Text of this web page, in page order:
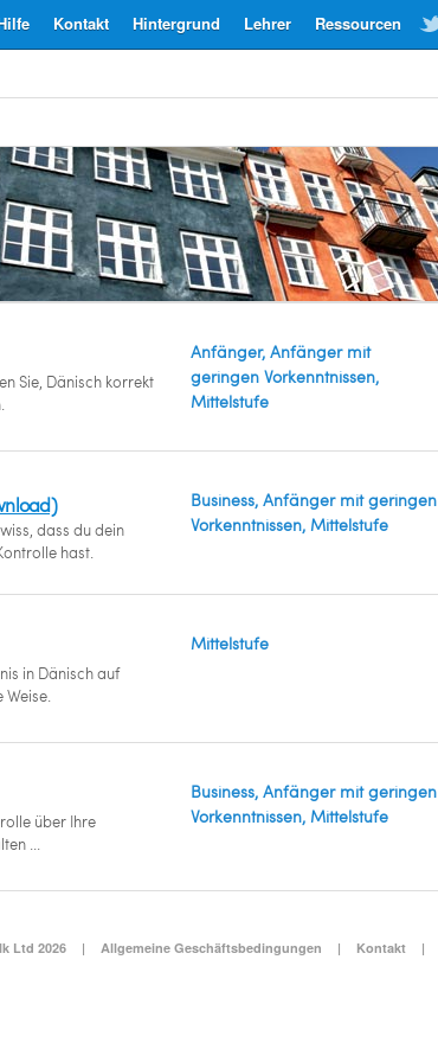
Ressourcen
Lehrer
Hintergrund
Kontakt
Sie, Dänisch korrekt
Anfänger, Anfänger mit
geringen Vorkenntnissen,
Mittelstufe
dass du dein
hast.
Business, Anfänger mit geringen
Vorkenntnissen, Mittelstufe
in Dänisch auf
Weise.
Mittelstufe
über Ihre
...
Business, Anfänger mit geringen
Vorkenntnissen, Mittelstufe
Ltd 2026 | Allgemeine Geschäftsbedingungen | Kontakt |